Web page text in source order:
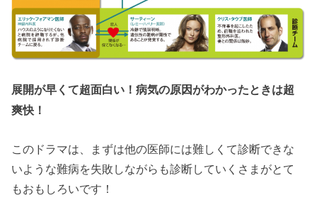
展開が早くて超面白い！病気の原因がわかったときは超
爽快！
このドラマは、まずは他の医師には難しくて診断できな
いような難病を失敗しながらも診断していくさまがとて
もおもしろいです！